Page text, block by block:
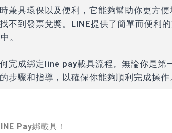
兼具環保以及便利，它能夠幫助你更方
不到發票兌獎。LINE提供了簡單而便利
。
完成綁定line pay載具流程。無論你是第
步驟和指導，以確保你能夠順利完成操作
Pay綁載具！